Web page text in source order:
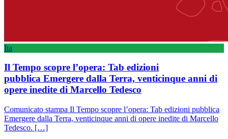
Ita
Il Tempo scopre l’opera: Tab edizioni
pubblica Emergere dalla Terra, venticinque anni di
opere inedite di Marcello Tedesco
Comunicato stampa Il Tempo scopre l’opera: Tab edizioni pubblica
Emergere dalla Terra, venticinque anni di opere inedite di Marcello
Tedesco. […]